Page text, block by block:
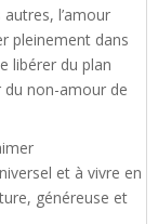
l’amour
pleinement dans
libérer du plan
non-amour de
et à vivre en
généreuse et